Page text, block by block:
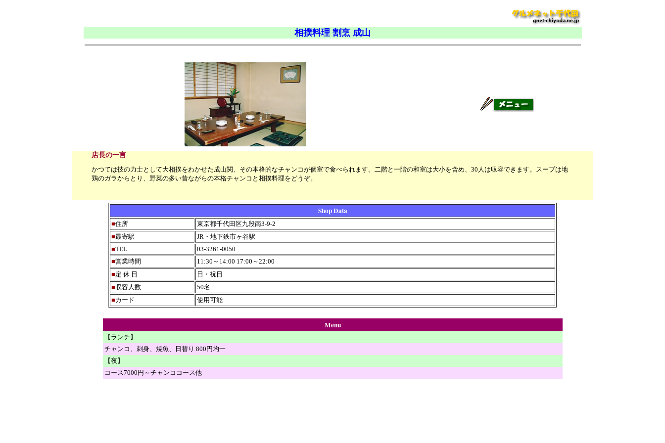
相撲料理 割烹 成山
店長の一言
かつては技の力士として大相撲をわかせた成山関、その本格的なチャンコが個室で食べられます。二階と一階の和室は大小を含め、30人は収容できます。スープは地
鶏のガラからとり、野菜の多い昔ながらの本格チャンコと相撲料理をどうぞ。
Shop Data
■住所
東京都千代田区九段南3-9-2
■最寄駅
JR・地下鉄市ヶ谷駅
■TEL
03-3261-0050
■営業時間
11:30～14:00 17:00～22:00
■定 休 日
日・祝日
■収容人数
50名
■カード 使用可能
Menu
【ランチ】
チャンコ、刺身、焼魚、日替り 800円均一
【夜】
コース7000円～チャンココース他